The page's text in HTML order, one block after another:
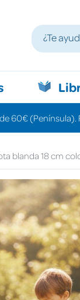
60€ (Península).
blanda 18 cm